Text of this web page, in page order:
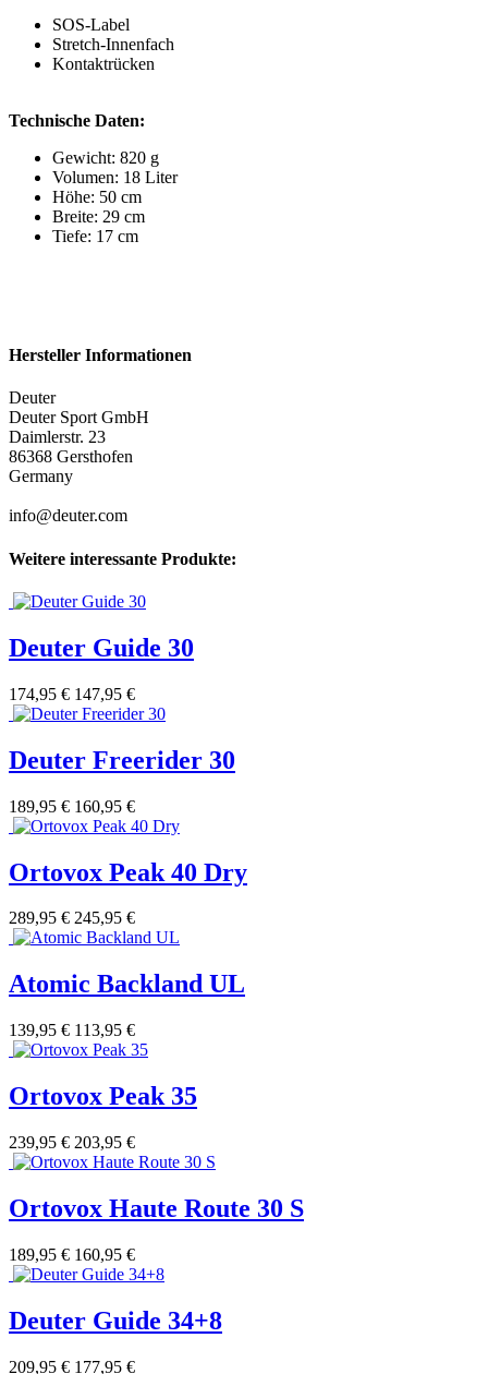
SOS-Label
Stretch-Innenfach
Kontaktrücken
Technische Daten:
Gewicht: 820 g
Volumen: 18 Liter
Höhe: 50 cm
Breite: 29 cm
Tiefe: 17 cm
Hersteller Informationen
Deuter
Deuter Sport GmbH
Daimlerstr. 23
86368 Gersthofen
Germany
info@deuter.com
Weitere interessante Produkte:
Deuter Guide 30
174,95 € 147,95 €
Deuter Freerider 30
189,95 € 160,95 €
Ortovox Peak 40 Dry
289,95 € 245,95 €
Atomic Backland UL
139,95 € 113,95 €
Ortovox Peak 35
239,95 € 203,95 €
Ortovox Haute Route 30 S
189,95 € 160,95 €
Deuter Guide 34+8
209,95 € 177,95 €